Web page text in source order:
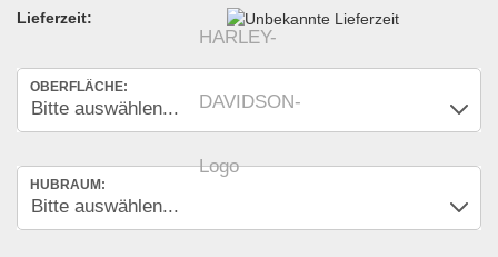
Lieferzeit:
OBERFLÄCHE:
HUBRAUM: